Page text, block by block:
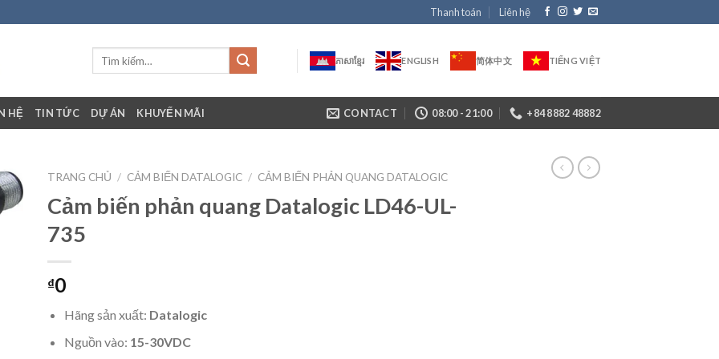
Thanh toán Liên hệ
ភាសាខ្មែរ ENGLISH 简体中文 TIẾNG VIỆT
HỆ TIN TỨC DỰ ÁN KHUYẾN MÃI CONTACT 08:00 - 21:00 +84 8882 48882
TRANG CHỦ / CẢM BIẾN DATALOGIC / CẢM BIẾN PHẢN QUANG DATALOGIC
Cảm biến phản quang Datalogic LD46-UL-
735
₫0
Hãng sản xuất: Datalogic
Nguồn vào: 15-30VDC